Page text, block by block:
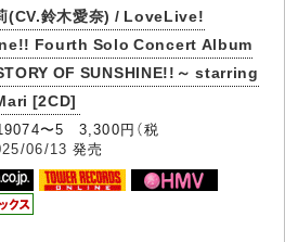
(CV.鈴木愛奈) / LoveLive!
Fourth Solo Concert Album
OF SUNSHINE!!～ starring
[2CD]
〜5 3,300円（税
06/13 発売